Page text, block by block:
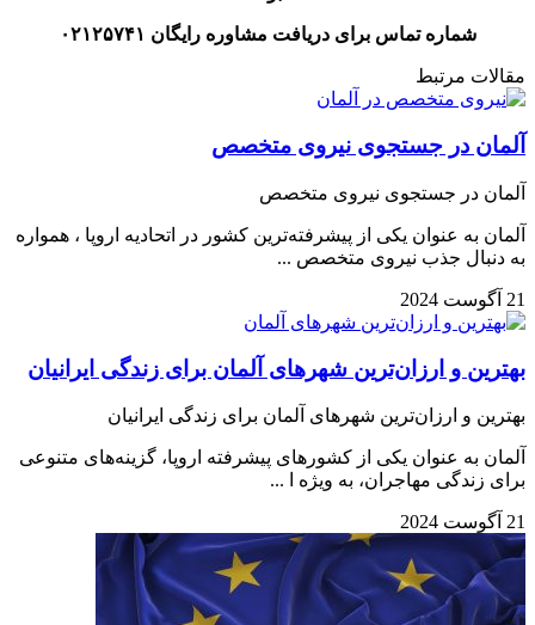
شماره تماس برای دریافت مشاوره رایگان ۰۲۱۲۵۷۴۱
مقالات مرتبط
آلمان در جستجوی نیروی متخصص
آلمان در جستجوی نیروی متخصص
آلمان به عنوان یکی از پیشرفته‌ترین کشور در اتحادیه اروپا ، همواره
به دنبال جذب نیروی متخصص ...
21 آگوست 2024
بهترین و ارزان‌ترین شهرهای آلمان برای زندگی ایرانیان
بهترین و ارزان‌ترین شهرهای آلمان برای زندگی ایرانیان
آلمان به عنوان یکی از کشورهای پیشرفته اروپا، گزینه‌های متنوعی
برای زندگی مهاجران، به ویژه ا ...
21 آگوست 2024